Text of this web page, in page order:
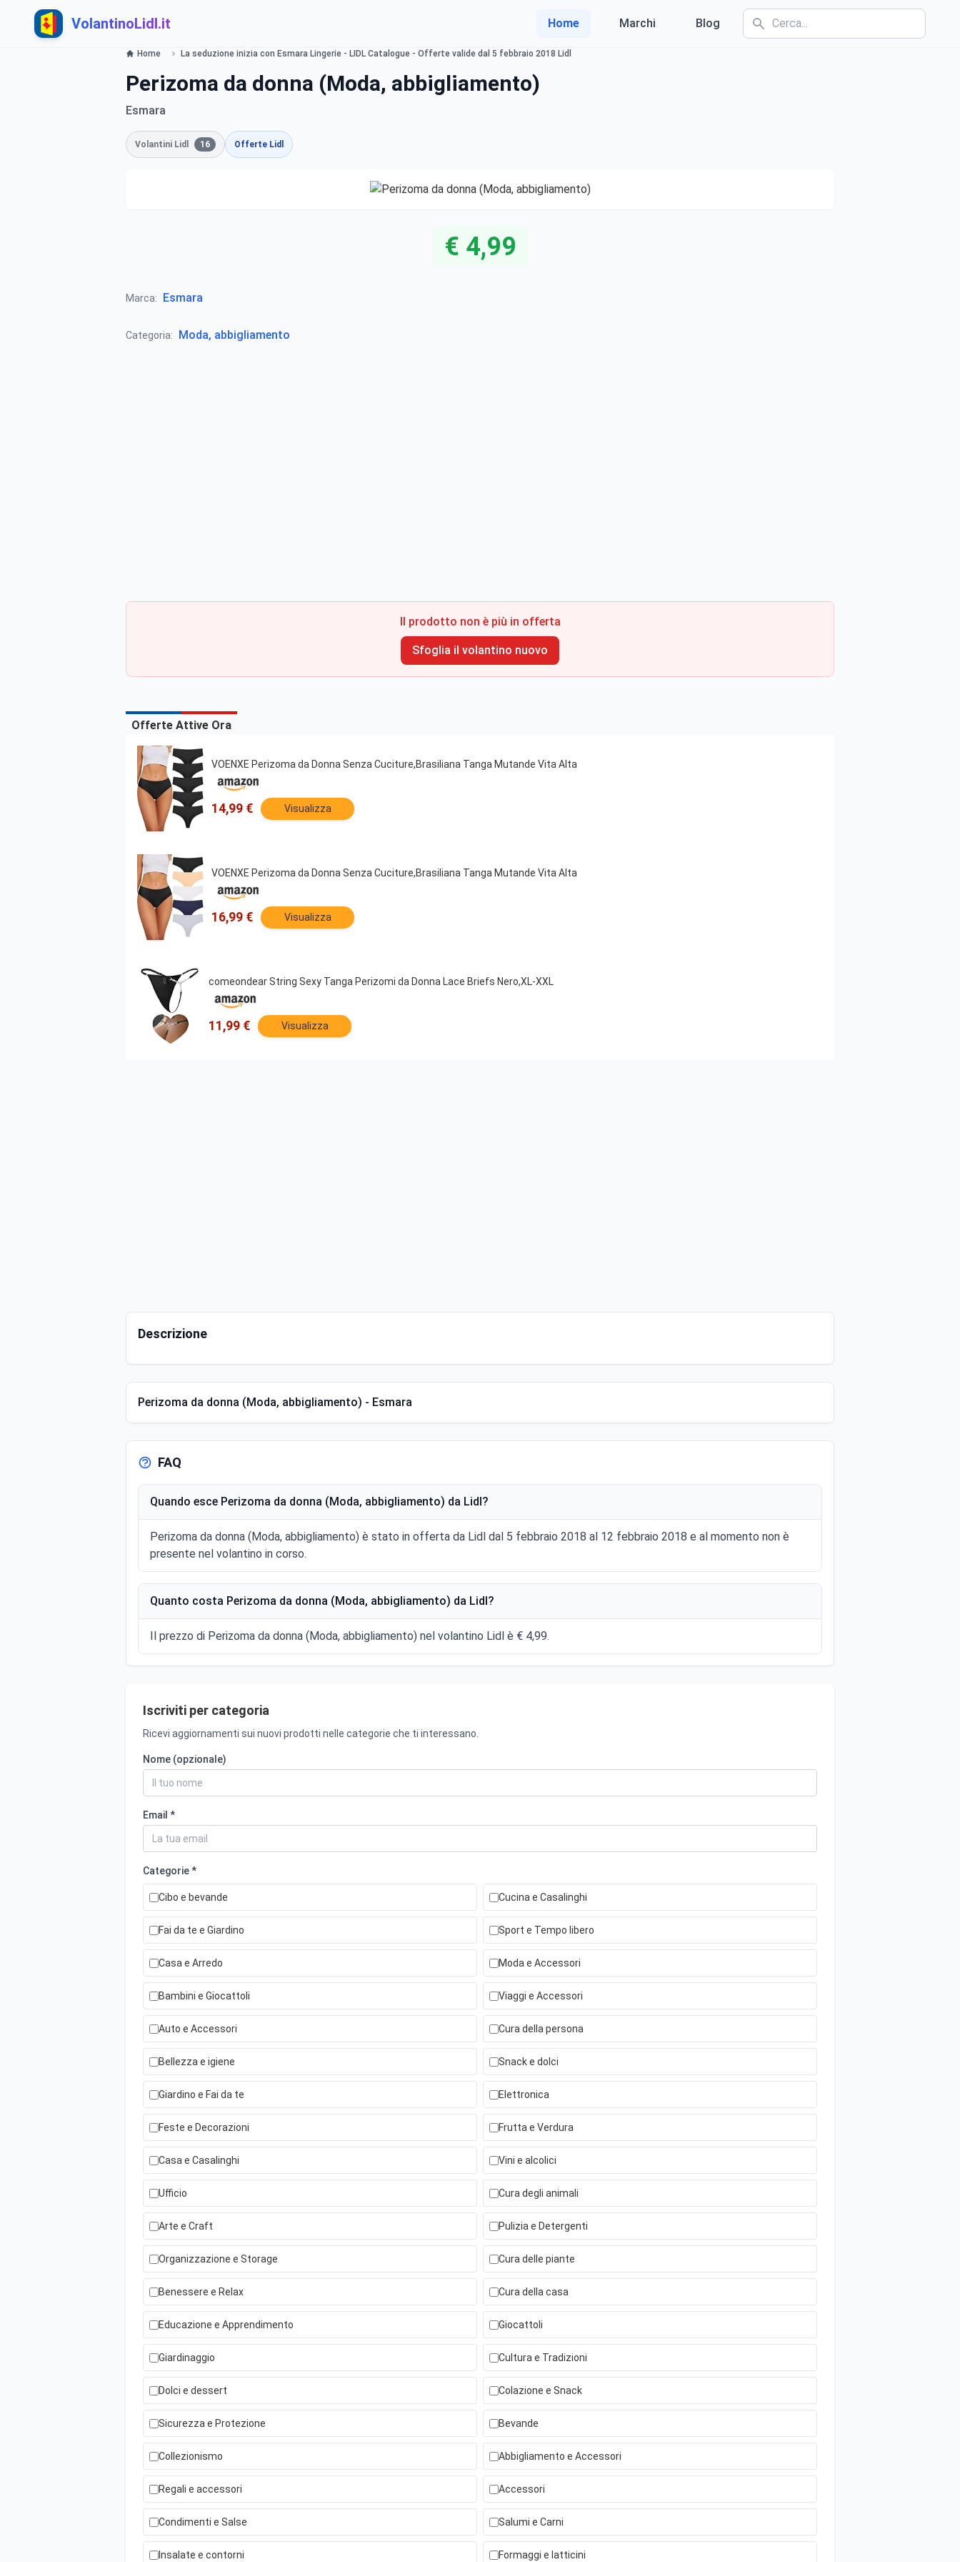
VolantinoLidl.it Home Marchi Blog
Home La seduzione inizia con Esmara Lingerie - LIDL Catalogue - Offerte valide dal 5 febbraio 2018 Lidl
Perizoma da donna (Moda, abbigliamento)
Esmara
Volantini Lidl 16 Offerte Lidl
€ 4,99
Marca: Esmara
Categoria: Moda, abbigliamento
Il prodotto non è più in offerta
Sfoglia il volantino nuovo
Offerte Attive Ora
VOENXE Perizoma da Donna Senza Cuciture,Brasiliana Tanga Mutande Vita Alta
14,99 € Visualizza
VOENXE Perizoma da Donna Senza Cuciture,Brasiliana Tanga Mutande Vita Alta
16,99 € Visualizza
comeondear String Sexy Tanga Perizomi da Donna Lace Briefs Nero,XL-XXL
11,99 € Visualizza
Descrizione
Perizoma da donna (Moda, abbigliamento) - Esmara
FAQ
Quando esce Perizoma da donna (Moda, abbigliamento) da Lidl?
Perizoma da donna (Moda, abbigliamento) è stato in offerta da Lidl dal 5 febbraio 2018 al 12 febbraio 2018 e al momento non è
presente nel volantino in corso.
Quanto costa Perizoma da donna (Moda, abbigliamento) da Lidl?
Il prezzo di Perizoma da donna (Moda, abbigliamento) nel volantino Lidl è € 4,99.
Iscriviti per categoria
Ricevi aggiornamenti sui nuovi prodotti nelle categorie che ti interessano.
Nome (opzionale)
Email *
Categorie *
Cibo e bevande Cucina e Casalinghi
Fai da te e Giardino Sport e Tempo libero
Casa e Arredo Moda e Accessori
Bambini e Giocattoli Viaggi e Accessori
Auto e Accessori Cura della persona
Bellezza e igiene Snack e dolci
Giardino e Fai da te Elettronica
Feste e Decorazioni Frutta e Verdura
Casa e Casalinghi Vini e alcolici
Ufficio Cura degli animali
Arte e Craft Pulizia e Detergenti
Organizzazione e Storage Cura delle piante
Benessere e Relax Cura della casa
Educazione e Apprendimento Giocattoli
Giardinaggio Cultura e Tradizioni
Dolci e dessert Colazione e Snack
Sicurezza e Protezione Bevande
Collezionismo Abbigliamento e Accessori
Regali e accessori Accessori
Condimenti e Salse Salumi e Carni
Insalate e contorni Formaggi e latticini